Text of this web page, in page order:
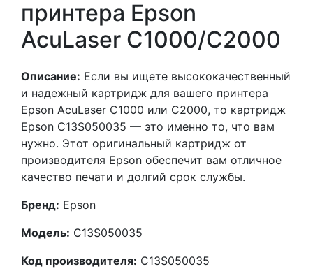
принтера Epson
AcuLaser C1000/C2000
Описание: Если вы ищете высококачественный
и надежный картридж для вашего принтера
Epson AcuLaser C1000 или C2000, то картридж
Epson C13S050035 — это именно то, что вам
нужно. Этот оригинальный картридж от
производителя Epson обеспечит вам отличное
качество печати и долгий срок службы.
Бренд: Epson
Модель: C13S050035
Код производителя: C13S050035